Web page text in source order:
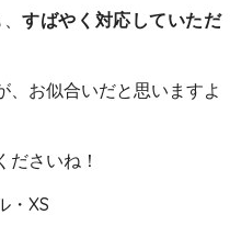
、すばやく対応していただ
、お似合いだと思いますよ
ださいね！
・XS